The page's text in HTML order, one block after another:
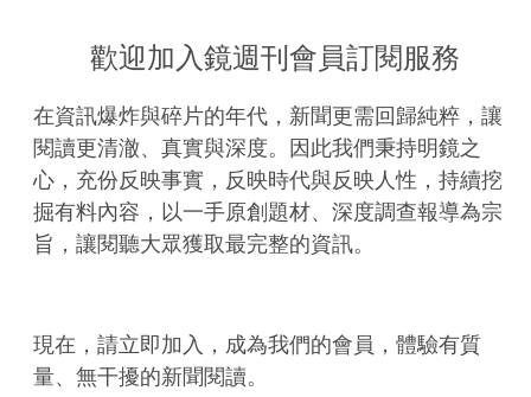
歡迎加入鏡週刊會員訂閱服務
在資訊爆炸與碎片的年代，新聞更需回歸純粹，讓
閱讀更清澈、真實與深度。因此我們秉持明鏡之
心，充份反映事實，反映時代與反映人性，持續挖
掘有料內容，以一手原創題材、深度調查報導為宗
旨，讓閱聽大眾獲取最完整的資訊。
現在，請立即加入，成為我們的會員，體驗有質
量、無干擾的新聞閱讀。